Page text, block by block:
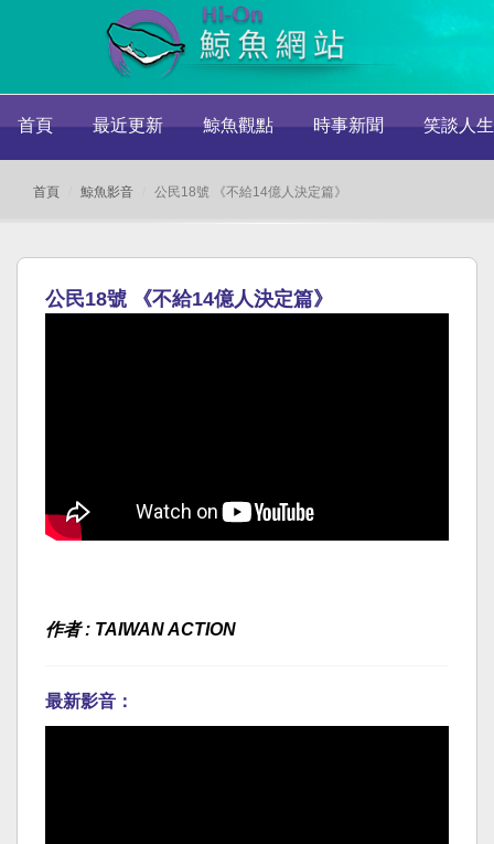
首頁 最近更新 鯨魚觀點 時事新聞 笑談人生
首頁 鯨魚影音 公民18號 《不給14億人決定篇》
公民18號 《不給14億人決定篇》
作者 : TAIWAN ACTION
最新影音：